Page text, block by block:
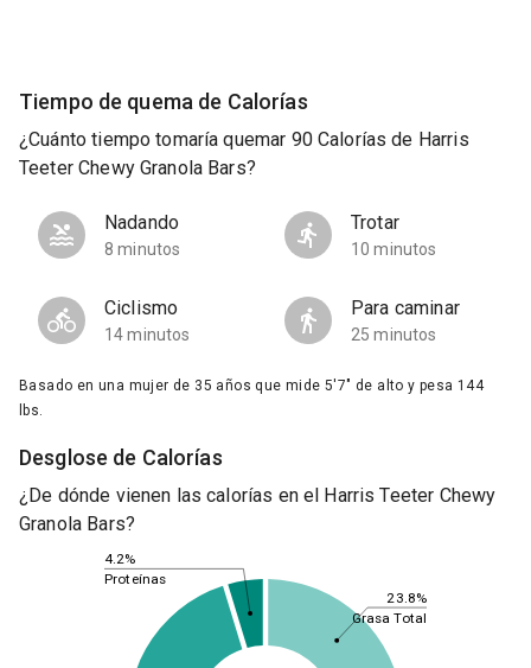
Tiempo de quema de Calorías
¿Cuánto tiempo tomaría quemar 90 Calorías de Harris
Teeter Chewy Granola Bars?
Nadando
8 minutos
Trotar
10 minutos
Ciclismo
14 minutos
Para caminar
25 minutos
Basado en una mujer de 35 años que mide 5'7" de alto y pesa 144
lbs.
Desglose de Calorías
¿De dónde vienen las calorías en el Harris Teeter Chewy
Granola Bars?
23.8%
4.2%
Grasa Total
Proteínas